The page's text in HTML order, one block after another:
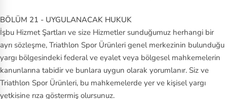
BÖLÜM 21 - UYGULANACAK HUKUK
İşbu Hizmet Şartları ve size Hizmetler sunduğumuz herhangi bir
ayrı sözleşme, Triathlon Spor Ürünleri genel merkezinin bulunduğu
yargı bölgesindeki federal ve eyalet veya bölgesel mahkemelerin
kanunlarına tabidir ve bunlara uygun olarak yorumlanır. Siz ve
Triathlon Spor Ürünleri, bu mahkemelerde yer ve kişisel yargı
yetkisine rıza göstermiş olursunuz.